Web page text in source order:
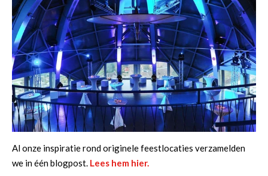
Al onze inspiratie rond originele feestlocaties verzamelden
we in één blogpost. Lees hem hier.